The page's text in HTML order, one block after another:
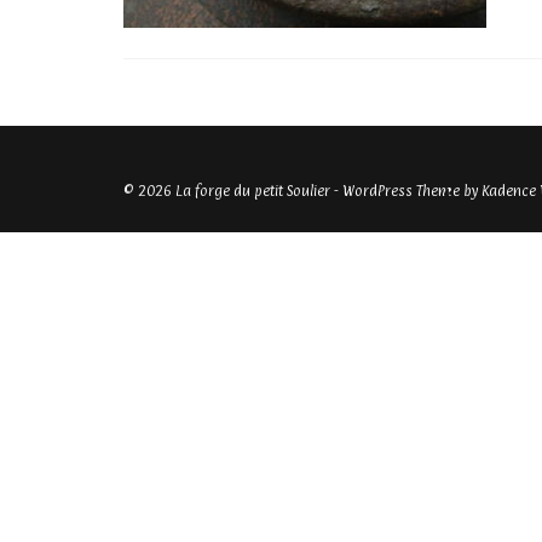
© 2026 La forge du petit Soulier - WordPress Theme by Kadence